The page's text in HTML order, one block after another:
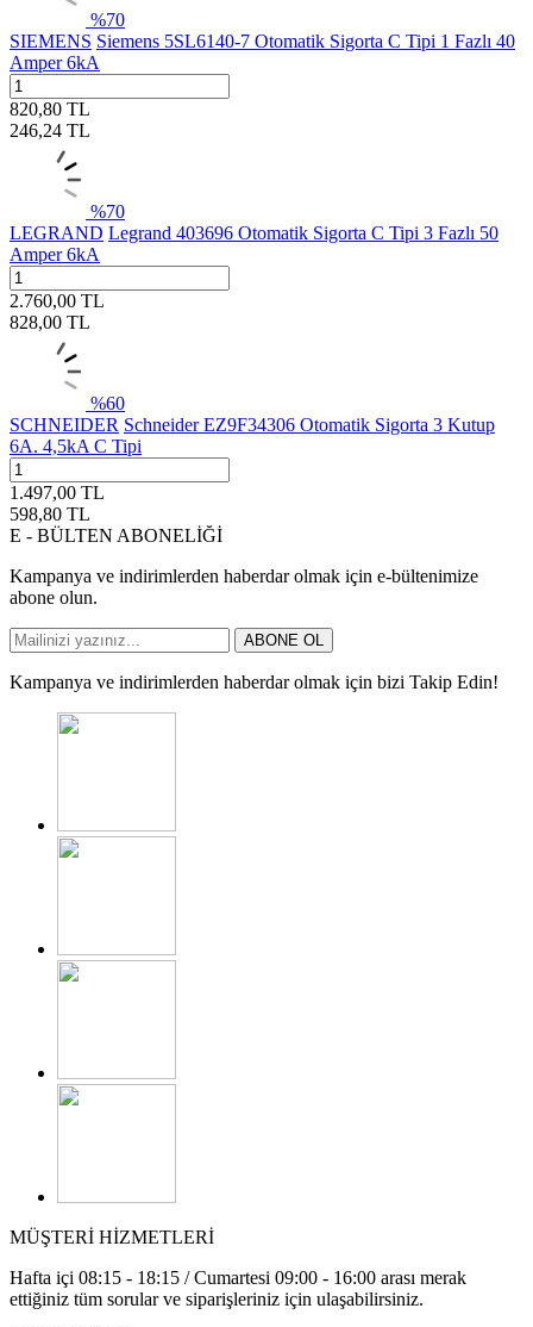
%70
SIEMENS Siemens 5SL6140-7 Otomatik Sigorta C Tipi 1 Fazlı 40
Amper 6kA
820,80 TL
246,24 TL
%70
LEGRAND Legrand 403696 Otomatik Sigorta C Tipi 3 Fazlı 50
Amper 6kA
2.760,00 TL
828,00 TL
%60
SCHNEIDER Schneider EZ9F34306 Otomatik Sigorta 3 Kutup
6A. 4,5kA C Tipi
1.497,00 TL
598,80 TL
E - BÜLTEN ABONELİĞİ
Kampanya ve indirimlerden haberdar olmak için e-bültenimize
abone olun.
ABONE OL
Kampanya ve indirimlerden haberdar olmak için bizi Takip Edin!
MÜŞTERİ HİZMETLERİ
Hafta içi 08:15 - 18:15 / Cumartesi 09:00 - 16:00 arası merak
ettiğiniz tüm sorular ve siparişleriniz için ulaşabilirsiniz.